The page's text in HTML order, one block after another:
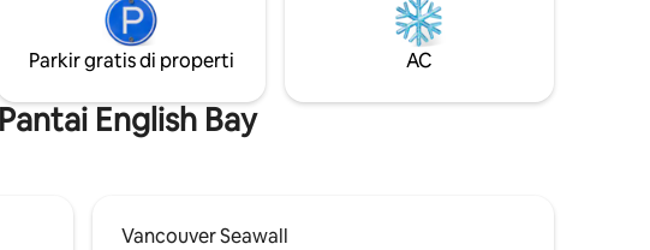
beberapa langkah
toko butik terbaik
hanya
kaki. Di mana
kehangatan
menantikan
berbelanja di teluk. TV Wifi dengan
Firestick. Tempat tidur queen. Harap
perhatikan bahwa lokasi kami berjarak 45
menit berjalan kaki menanjak dari feri.
Kami sarankan Anda membawa
kendaraan. Tidak ideal untuk anak-anak
Parkir gratis di properti AC
English Bay
Vancouver Seawall